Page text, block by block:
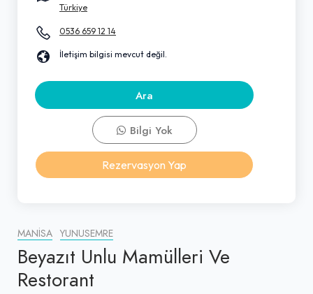
MANISA YUNUSEMRE
Beyazıt Unlu Mamülleri Ve
Restorant
Türkiye
0536 659 12 14
İletişim bilgisi mevcut değil.
Ara
Bilgi Yok
Rezervasyon Yap